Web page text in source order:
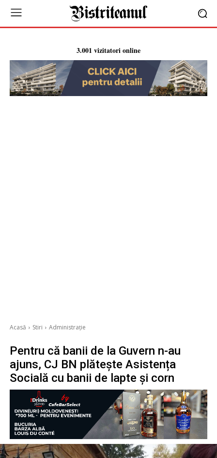
3.001 vizitatori online
Acasă Stiri Administrație
Pentru că banii de la Guvern n-au
ajuns, CJ BN plătește Asistența
Socială cu banii de lapte și corn